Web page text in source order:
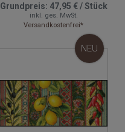
Grundpreis: 47,95 €/Stück
inkl. ges. MwSt.
Versandkostenfrei*
NEU